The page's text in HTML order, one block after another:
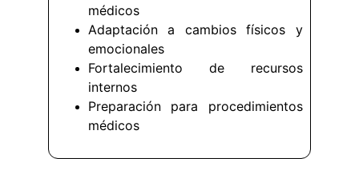
médicos
Adaptación a cambios físicos y
emocionales
Fortalecimiento de recursos
internos
Preparación para procedimientos
médicos